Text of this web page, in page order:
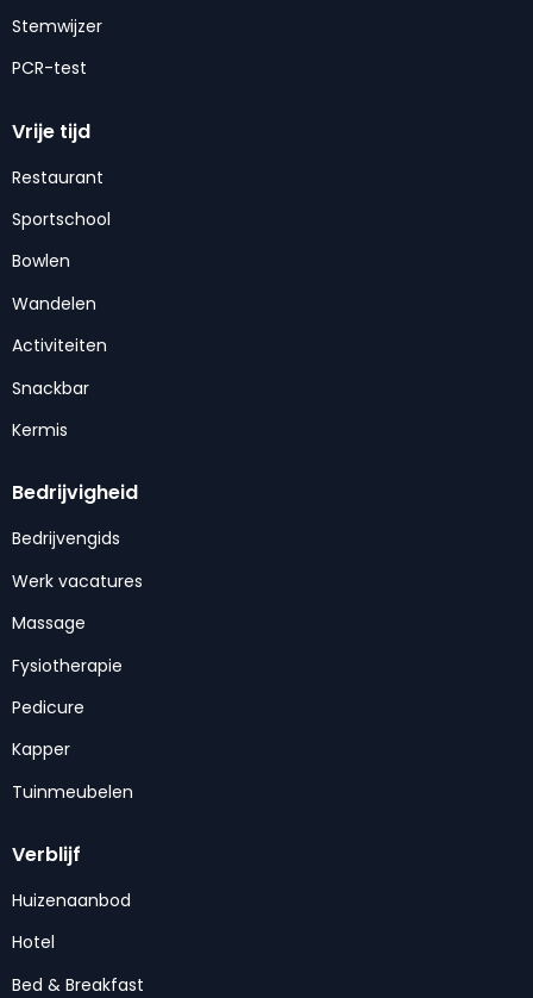
Stemwijzer
PCR-test
Vrije tijd
Restaurant
Sportschool
Bowlen
Wandelen
Activiteiten
Snackbar
Kermis
Bedrijvigheid
Bedrijvengids
Werk vacatures
Massage
Fysiotherapie
Pedicure
Kapper
Tuinmeubelen
Verblijf
Huizenaanbod
Hotel
Bed & Breakfast